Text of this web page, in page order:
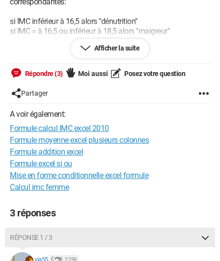
si IMC inférieur à 16,5 alors "dénutrition"
si IMC = à 16,5 ou inférieur à 18,5 alors "maigreur"
si IMC = à 18,5 ou inférieur à 25 alors "poids idéal"
si IMC = à 25 ou inférieur à 30 alors "surpoids"
IMC étant en cellule C2
Malgré plusieurs tentatives avec différentes fonctions (SI,
ET,...), je n'arrive pas à retranscrire cette formule...
Si l'un d'entre vous était capable de m'aider, je lui en serait très
reconnaissant, cela me rendrait un fier service !
Merci
Afficher la suite
Répondre (3) Moi aussi Posez votre question
Partager
A voir également:
Formule calcul IMC excel 2010
Formule moyenne excel plusieurs colonnes
Formule addition excel
Formule excel si ou
Mise en forme conditionnelle excel formule
Calcul imc femme
3 réponses
RÉPONSE 1 / 3
via55